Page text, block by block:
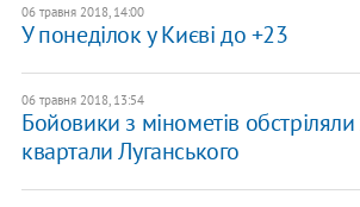
06 травня 2018, 14:00
У понеділок у Києві до +23
06 травня 2018, 13:54
Бойовики з мінометів
квартали Луганського